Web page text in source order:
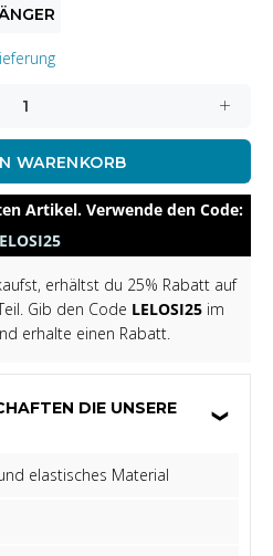
WARENKORB
Artikel. Verwende den Code:
erhältst du 25% Rabatt auf
Gib den Code LELOSI25 im
erhalte einen Rabatt.
DIE UNSERE
elastisches Material